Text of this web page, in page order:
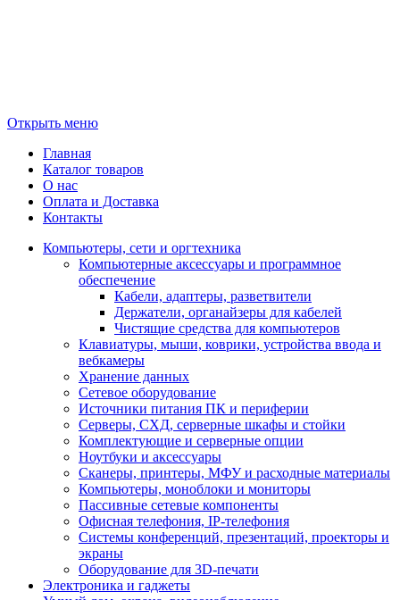
Открыть меню
Главная
Каталог товаров
О нас
Оплата и Доставка
Контакты
Компьютеры, сети и оргтехника
Компьютерные аксессуары и программное
обеспечение
Кабели, адаптеры, разветвители
Держатели, органайзеры для кабелей
Чистящие средства для компьютеров
Клавиатуры, мыши, коврики, устройства ввода и
вебкамеры
Хранение данных
Сетевое оборудование
Источники питания ПК и периферии
Серверы, СХД, серверные шкафы и стойки
Комплектующие и серверные опции
Ноутбуки и аксессуары
Сканеры, принтеры, МФУ и расходные материалы
Компьютеры, моноблоки и мониторы
Пассивные сетевые компоненты
Офисная телефония, IP-телефония
Системы конференций, презентаций, проекторы и
экраны
Оборудование для 3D-печати
Электроника и гаджеты